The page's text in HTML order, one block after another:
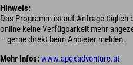
Hinweis:
Das Programm ist auf Anfrage täglich
online keine Verfügbarkeit mehr
– gerne direkt beim Anbieter melden.
Mehr Infos:www.apexadventure.at